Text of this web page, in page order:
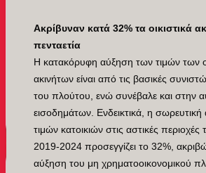
Ακρίβυναν κατά 32% τα οικιστικά
πενταετία
Η κατακόρυφη αύξηση των τιμών των
ακινήτων είναι από τις βασικές
του πλούτου, ενώ συνέβαλε και στην
εισοδημάτων. Ενδεικτικά, η
τιμών κατοικιών στις αστικές περιοχές
2019-2024 προσεγγίζει το 32%,
αύξηση του μη χρηματοοικονομικού